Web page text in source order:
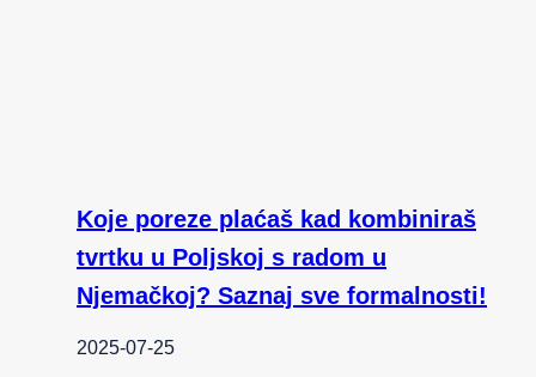
Koje poreze plaćaš kad kombiniraš
tvrtku u Poljskoj s radom u
Njemačkoj? Saznaj sve formalnosti!
2025-07-25